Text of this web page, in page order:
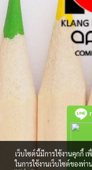
เว็บไซต์นี้มีการใช้งานคุกกี้
ในการใช้งานเว็บไซต์ของท่